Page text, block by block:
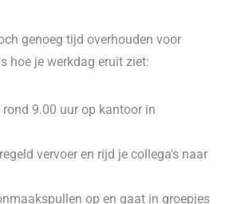
genoeg tijd overhouden voor
hoe je werkdag eruit ziet:
9.00 uur op kantoor in
vervoer en rijd je collega's naar
op en gaat in groepjes